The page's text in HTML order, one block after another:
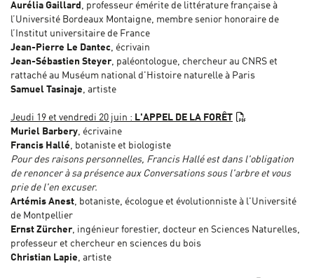
Aurélia Gaillard , professeur émérite de littérature française à
l’Université Bordeaux Montaigne, membre senior honoraire de
l’Institut universitaire de France
Jean-Pierre Le Dantec, écrivain
Jean-Sébastien Steyer, paléontologue, chercheur au CNRS et
rattaché au Muséum national d'Histoire naturelle à Paris
Samuel Tasinaje, artiste
Jeudi 19 et vendredi 20 juin : L'APPEL DE LA FORÊT
Muriel Barbery, écrivaine
Francis Hallé, botaniste et biologiste
Pour des raisons personnelles, Francis Hallé est dans l'obligation
de renoncer à sa présence aux Conversations sous l'arbre et vous
prie de l'en excuser.
Artémis Anest, botaniste, écologue et évolutionniste à l'Université
de Montpellier
Ernst Zürcher, ingénieur forestier, docteur en Sciences Naturelles,
professeur et chercheur en sciences du bois
Christian Lapie, artiste